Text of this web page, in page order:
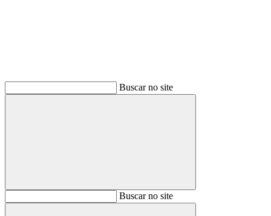
Buscar no site
BuscarBuscar no site